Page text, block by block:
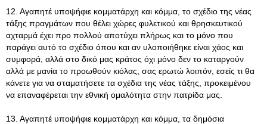
12. Αγαπητέ υποψήφιε κομματάρχη και κόμμα, το σχέδιο της νέας
τάξης πραγμάτων που θέλει χώρες φυλετικού και θρησκευτικού
αχταρμά έχει προ πολλού αποτύχει πλήρως και το μόνο που
παράγει αυτό το σχέδιο όπου και αν υλοποιήθηκε είναι χάος και
συμφορά, αλλά στο δικό μας κράτος όχι μόνο δεν το καταργούν
αλλά με μανία το προωθούν κιόλας, σας ερωτώ λοιπόν, εσείς τι θα
κάνετε για να σταματήσετε τα σχέδια της νέας τάξης, προκειμένου
να επαναφέρεται την εθνική ομαλότητα στην πατρίδα μας.
13. Αγαπητέ υποψήφιε κομματάρχη και κόμμα, τα δημόσια